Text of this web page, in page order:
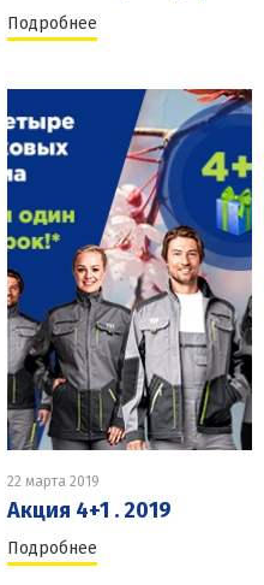
Подробнее
22 марта 2019
Акция 4+1 . 2019
Подробнее